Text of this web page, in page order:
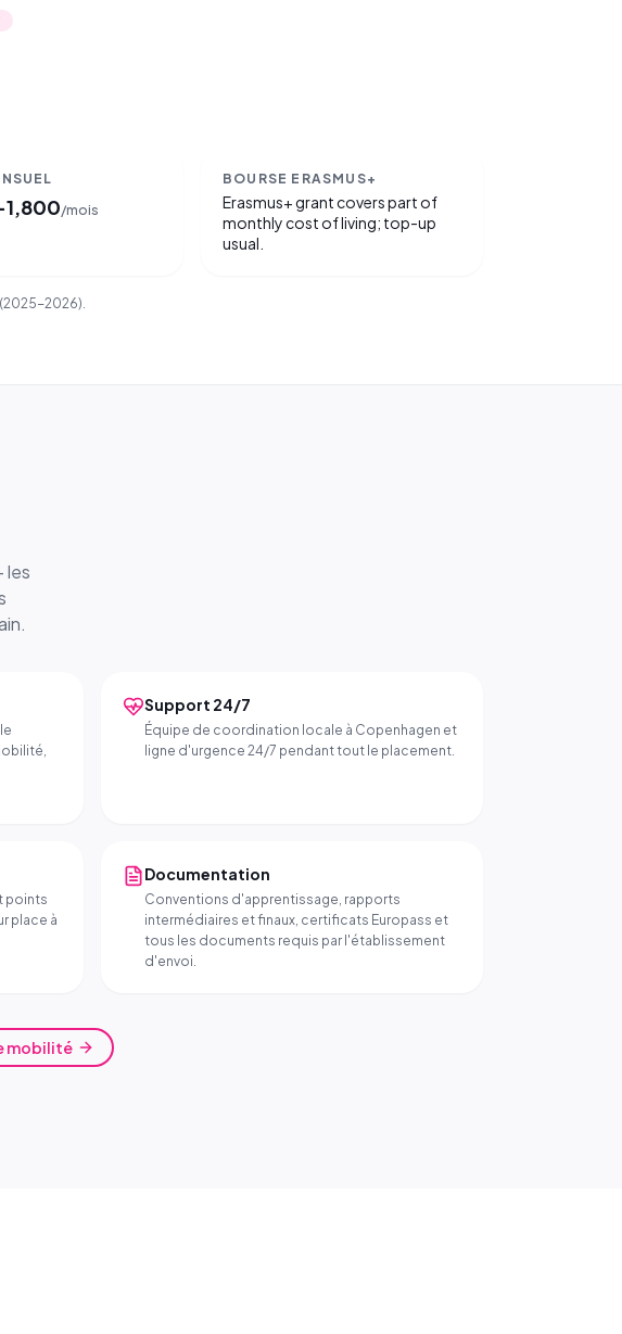
/mois
BOURSE ERASMUS+
Erasmus+ grant covers part of
monthly cost of living; top-up
usual.
2026).
les
Support 24/7
Équipe de coordination locale à Copenhagen et
ligne d'urgence 24/7 pendant tout le placement.
points
place à
Documentation
Conventions d'apprentissage, rapports
intermédiaires et finaux, certificats Europass et
tous les documents requis par l'établissement
d'envoi.
mobilité